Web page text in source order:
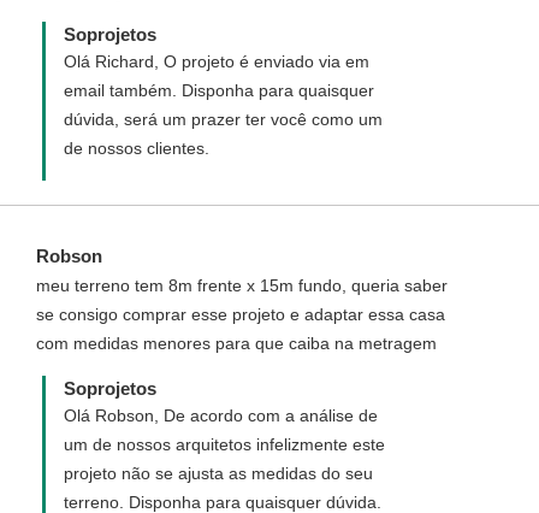
Soprojetos
Olá Richard, O projeto é enviado via em
email também. Disponha para quaisquer
dúvida, será um prazer ter você como um
de nossos clientes.
Robson
meu terreno tem 8m frente x 15m fundo, queria saber
se consigo comprar esse projeto e adaptar essa casa
com medidas menores para que caiba na metragem
Soprojetos
Olá Robson, De acordo com a análise de
um de nossos arquitetos infelizmente este
projeto não se ajusta as medidas do seu
terreno. Disponha para quaisquer dúvida.